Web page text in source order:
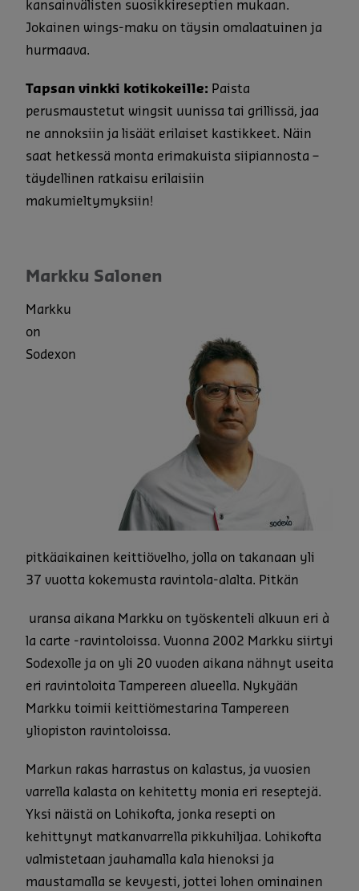
kansainvälisten suosikkireseptien mukaan.
Jokainen wings-maku on täysin omalaatuinen ja
hurmaava.
Tapsan vinkki kotikokeille: Paista
perusmaustetut wingsit uunissa tai grillissä, jaa
ne annoksiin ja lisäät erilaiset kastikkeet. Näin
saat hetkessä monta erimakuista siipiannosta –
täydellinen ratkaisu erilaisiin
makumieltymyksiin!
Markku Salonen
Markku
on
Sodexon
pitkäaikainen keittiövelho, jolla on takanaan yli
37 vuotta kokemusta ravintola-alalta. Pitkän
uransa aikana Markku on työskenteli alkuun eri à
la carte -ravintoloissa. Vuonna 2002 Markku siirtyi
Sodexolle ja on yli 20 vuoden aikana nähnyt useita
eri ravintoloita Tampereen alueella. Nykyään
Markku toimii keittiömestarina Tampereen
yliopiston ravintoloissa.
Markun rakas harrastus on kalastus, ja vuosien
varrella kalasta on kehitetty monia eri reseptejä.
Yksi näistä on Lohikofta, jonka resepti on
kehittynyt matkanvarrella pikkuhiljaa. Lohikofta
valmistetaan jauhamalla kala hienoksi ja
maustamalla se kevyesti, jottei lohen ominainen